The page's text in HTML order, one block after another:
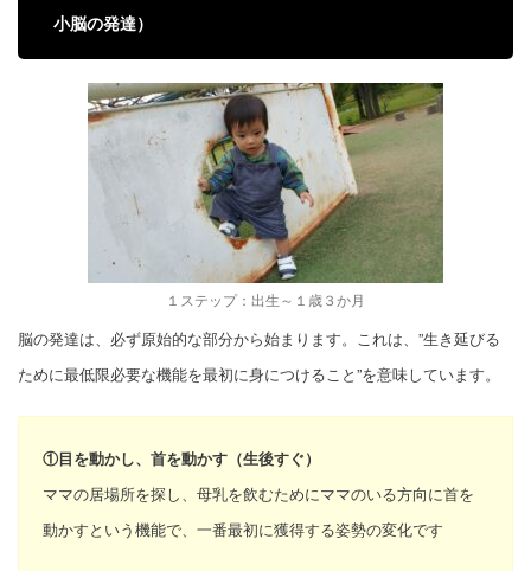
小脳の発達）
１ステップ：出生～１歳３か月
脳の発達は、必ず原始的な部分から始まります。これは、”生き延びる
ために最低限必要な機能を最初に身につけること”を意味しています。
①目を動かし、首を動かす（生後すぐ）
ママの居場所を探し、母乳を飲むためにママのいる方向に首を
動かすという機能で、一番最初に獲得する姿勢の変化です